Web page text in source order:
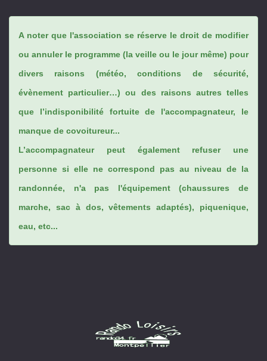
A noter que l'association se réserve le droit de modifier
ou annuler le programme (la veille ou le jour même) pour
divers raisons (météo, conditions de sécurité,
évènement particulier…) ou des raisons autres telles
que l’indisponibilité fortuite de l'accompagnateur, le
manque de covoitureur...
L’accompagnateur peut également refuser une
personne si elle ne correspond pas au niveau de la
randonnée, n'a pas l'équipement (chaussures de
marche, sac à dos, vêtements adaptés), piquenique,
eau, etc...